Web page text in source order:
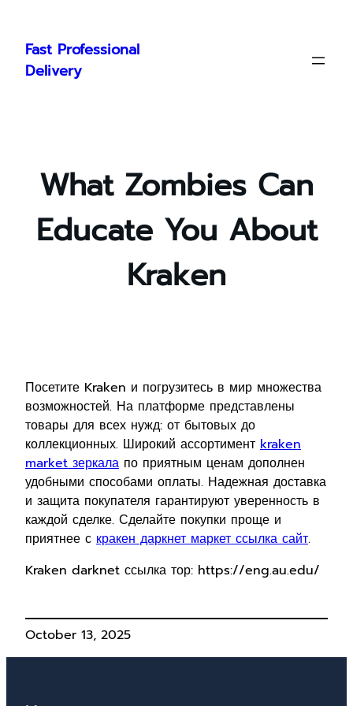
content
Fast Professional
Delivery
What Zombies Can
Educate You About
Kraken
Посетите Kraken и погрузитесь в мир множества
возможностей. На платформе представлены
товары для всех нужд: от бытовых до
коллекционных. Широкий ассортимент kraken
market зеркала по приятным ценам дополнен
удобными способами оплаты. Надежная доставка
и защита покупателя гарантируют уверенность в
каждой сделке. Сделайте покупки проще и
приятнее с кракен даркнет маркет ссылка сайт.
Kraken darknet ссылка тор: https://eng.au.edu/
October 13, 2025